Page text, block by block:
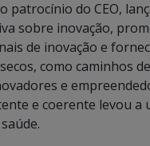
patrocínio do CEO,
sobre inovação,
de inovação e
como caminhos
e
e coerente levou a